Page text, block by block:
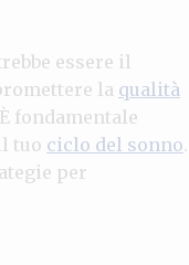
essere il
la qualità
fondamentale
tuo ciclo del sonno.
per